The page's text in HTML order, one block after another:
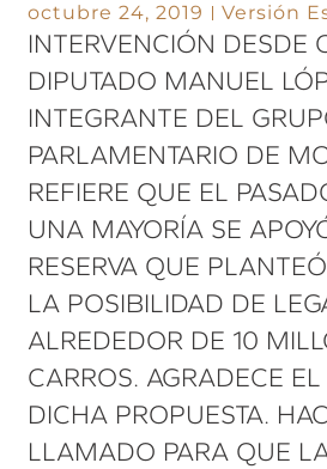
octubre 24, 2019 Versión
INTERVENCIÓN DESDE
DIPUTADO MANUEL
INTEGRANTE DEL
PARLAMENTARIO DE
REFIERE QUE EL
UNA MAYORÍA SE
RESERVA QUE
LA POSIBILIDAD DE
ALREDEDOR DE 10
CARROS. AGRADECE
DICHA PROPUESTA.
LLAMADO PARA QUE